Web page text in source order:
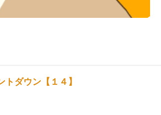
ダウン【１４】